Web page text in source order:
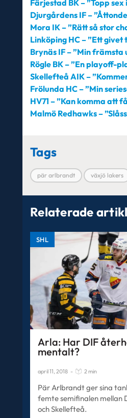
Färjestad BK – ”Topp
Djurgårdens IF –
Mora IK – ”Rätt så stor
Linköping HC – ”Ett
Brynäs IF – ”Min
Rögle BK – ”En playoff-
Skellefteå AIK –
Frölunda HC – ”Min
HV71 – ”Kan komma att
Malmö Redhawks –
Tags
pär arlbrandt växjö lakers
Relaterade
SHL
Arla: Har DIF
mentalt?
april 11, 2018 - 2 min
Pär Arlbrandt ger sina
femte semifinalen mellan
och Skellefteå.